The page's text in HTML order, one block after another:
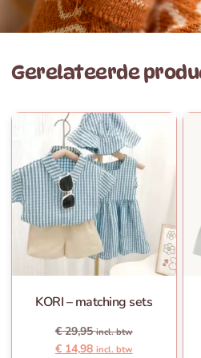
Gerelateerde
KORI – matching sets
€29,95 incl. btw
€14,98 incl. btw